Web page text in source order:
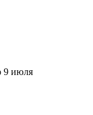
9 июля